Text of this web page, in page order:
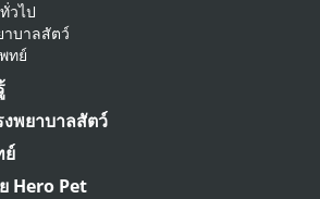
วไป
าบาลสัตว์
ทย์
พยาบาลสัตว์
ย์
Hero Pet